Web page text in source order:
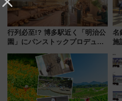
行列必至!? 博多駅近く「明治公
園」にパンストックプロデュー
オープン 秋からはビストロ営業
も！
名
施
た